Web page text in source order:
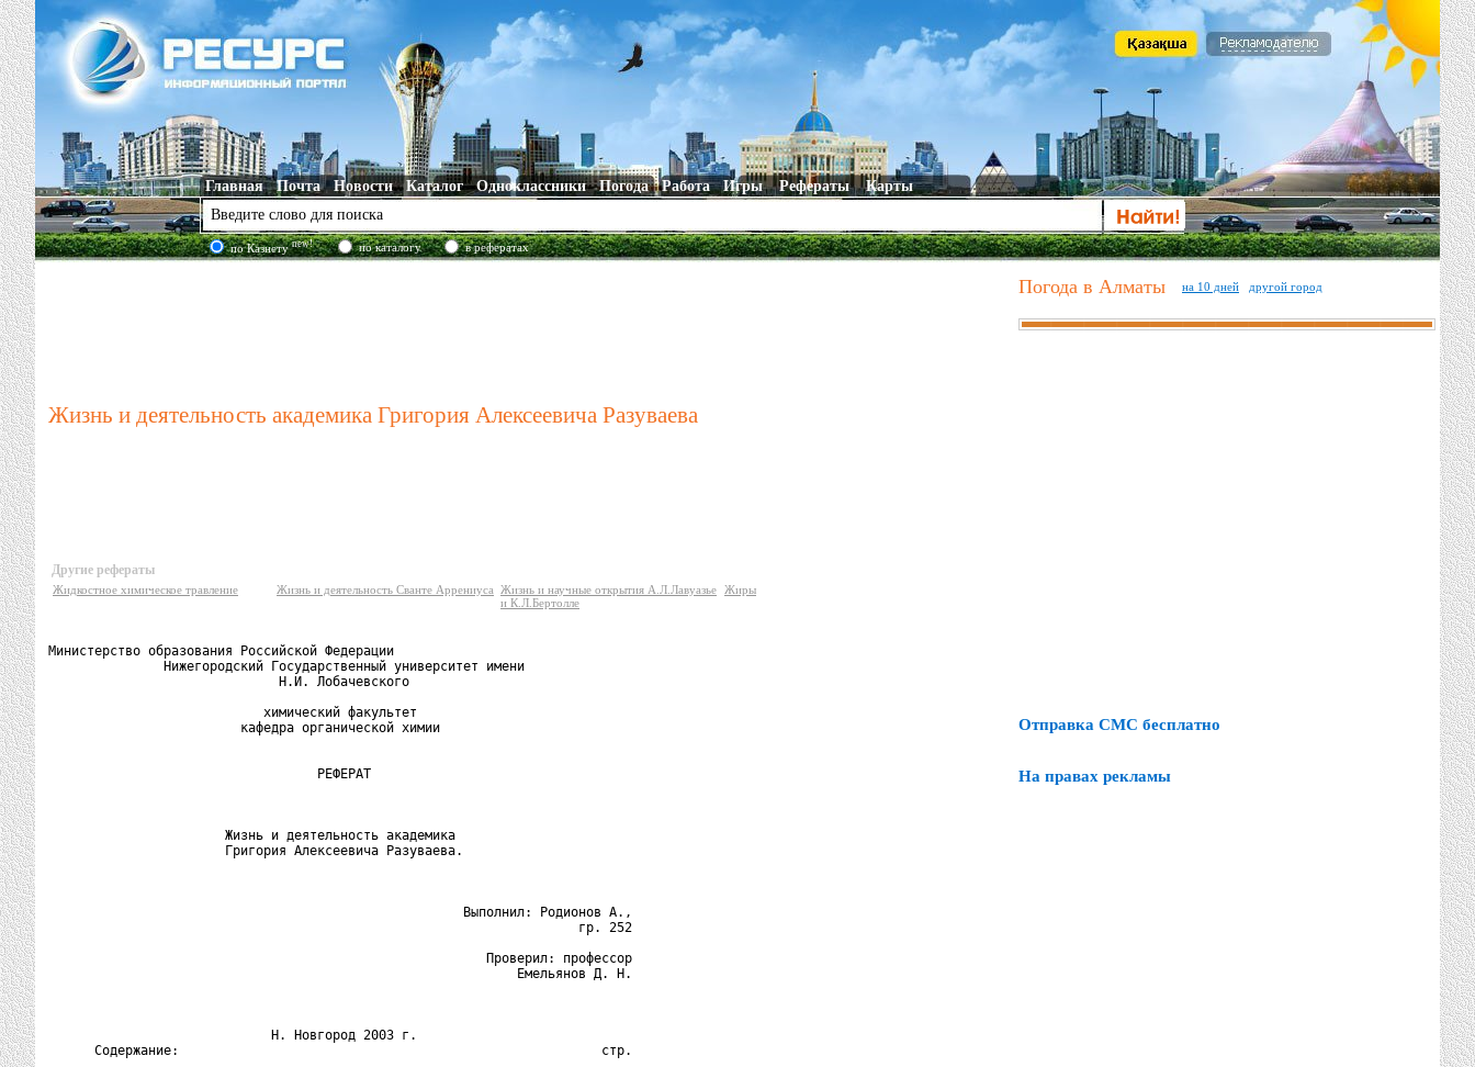
Главная Почта Новости Каталог Одноклассники Погода Работа Игры Рефераты Карты
по Казнетуnew! по каталогу в рефератах
Жизнь и деятельность академика Григория Алексеевича Разуваева
Другие рефераты
Жидкостное химическое травление Жизнь и деятельность Сванте Аррениуса Жизнь и научные открытия А.Л.Лавуазье
и К.Л.Бертолле
Жиры
Министерство образования Российской Федерации
               Нижегородский Государственный университет имени
                              Н.И. Лобачевского
                            химический факультет
                         кафедра органической химии
                                   РЕФЕРАТ
                       Жизнь и деятельность академика
                       Григория Алексеевича Разуваева.
                                                      Выполнил: Родионов А.,
                                                                     гр. 252
                                                         Проверил: профессор
                                                             Емельянов Д. Н.
                             Н. Новгород 2003 г.
      Содержание:                                                       стр.
Погода в Алматы на 10 дней другой город
Отправка СМС бесплатно
На правах рекламы